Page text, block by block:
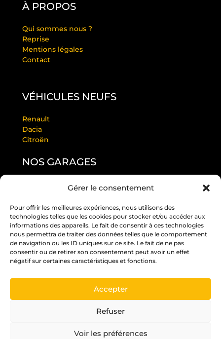
Gérer le consentement
Pour offrir les meilleures expériences, nous utilisons des
technologies telles que les cookies pour stocker et/ou accéder aux
informations des appareils. Le fait de consentir à ces technologies
nous permettra de traiter des données telles que le comportement
de navigation ou les ID uniques sur ce site. Le fait de ne pas
consentir ou de retirer son consentement peut avoir un effet
négatif sur certaines caractéristiques et fonctions.
Accepter
Refuser
Voir les préférences
À PROPOS
Qui sommes nous ?
Reprise
Mentions légales
Contact
VÉHICULES NEUFS
Renault
Dacia
Citroën
NOS GARAGES
GARAGE LAURENDEAU BY RS
RS ANGERS PASTEUR
RS EDITION BEAUCOUZÉ
RS JUIGNÉ
RS PARC
RS ST BARTHÉLÉMY D’ANJOU
Un crédit vous engage et doit être remboursé.
de vous engager.
Pour les trajets courts, privilégiez la marche ou le